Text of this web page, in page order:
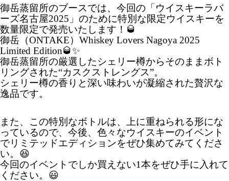
御岳蒸留所のブースでは、今回の「ウイスキーラバ
ーズ名古屋2025」のために特別な限定ウイスキーを
数量限定で発売いたします！🥃
御岳（ONTAKE）Whiskey Lovers Nagoya 2025
Limited Edition🥃✨
御岳蒸留所の厳選したシェリー樽からそのままボト
リングされた“カスクストレングス”。
シェリー樽の香りと深い味わいが凝縮された贅沢な
逸品です。
また、この特別なボトルは、上に重ねられる形にな
っているので、今後、色々なウイスキーのイベント
でリミテッドエディションをぜひ集めてみてくださ
い。😆
今回のイベントでしか買えない1本をぜひ手に入れて
ください。😃